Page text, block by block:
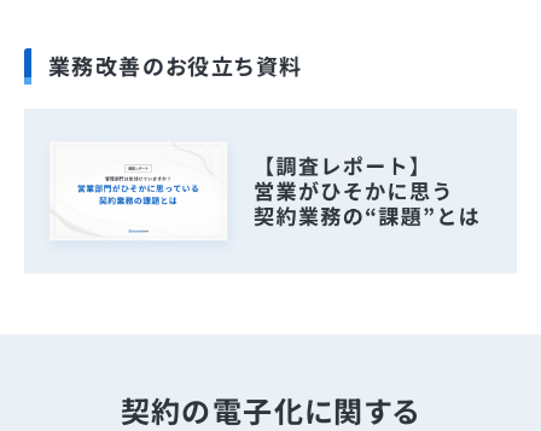
業務改善のお役立ち資料
契約の電子化に関する